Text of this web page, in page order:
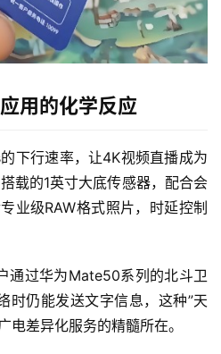
用的化学反应
下行速率，让4K视频直播成为
载的1英寸大底传感器，配合会
业级RAW格式照片，时延控制
通过华为Mate50系列的北斗卫
时仍能发送文字信息，这种”天
电差异化服务的精髓所在。